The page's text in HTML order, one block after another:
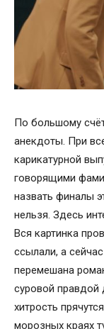
По большому
анекдоты. При
карикатурной
говорящими
назвать финалы
нельзя. Здесь
Вся картинка
ссылали, а
перемешана
суровой правдой
хитрость
морозных краях